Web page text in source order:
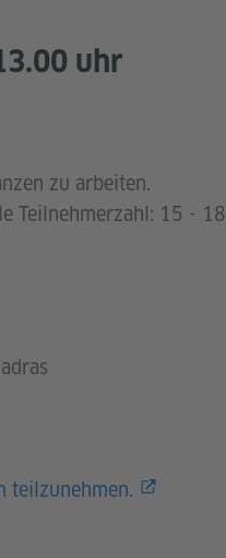
uhr
zu arbeiten.
Teilnehmerzahl: 15 -
teilzunehmen.